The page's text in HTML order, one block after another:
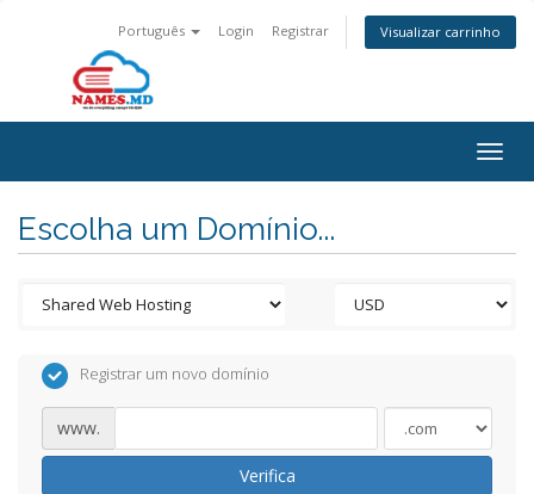
Português Login Registrar Visualizar carrinho
Escolha um Domínio...
Registrar um novo domínio
www.
Verifica